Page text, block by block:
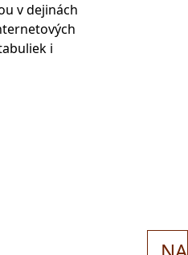
v dejinách
i